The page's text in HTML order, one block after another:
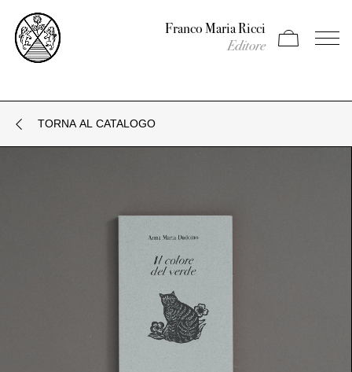
Franco Maria Ricci
Editore Apri carrello
Apri il
TORNA AL CATALOGO